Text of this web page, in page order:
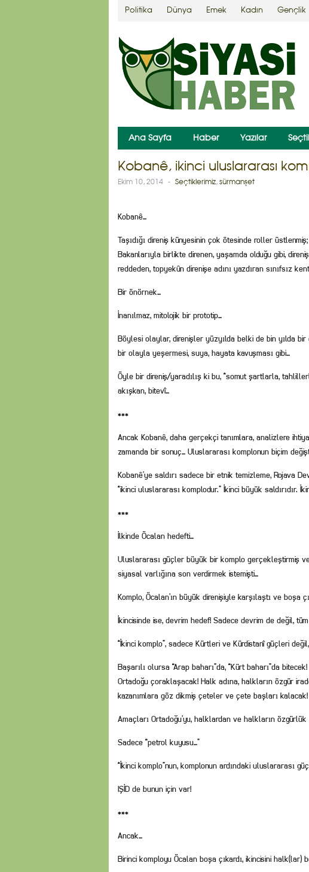
Politika Dünya Emek Kadın Gençlik
Ana Sayfa Haber Yazılar
Kobanê, ikinci uluslararası
Ekim 10, 2014 - Seçtiklerimiz, sürmanşet
Kobanê…
Taşıdığı direniş künyesinin çok ötesinde roller
Bakanlarıyla birlikte direnen, yaşamda olduğu gibi,
reddeden, topyekûn direnişe adını yazdıran sınıfsız
Bir önörnek…
İnanılmaz, mitolojik bir prototip…
Böylesi olaylar, direnişler yüzyılda belki de bin yılda
bir olayla yeşermesi, suya, hayata kavuşması gibi…
Öyle bir direniş/yaradılış ki bu, “somut şartlarla,
akışkan, bitevî…
***
Ancak Kobanê, daha gerçekçi tanımlara, analizlere
zamanda bir sonuç… Uluslararası komplonun biçim
Kobanê’ye saldırı sadece bir etnik temizleme, Rojava
“ikinci uluslararası komplodur.” İkinci büyük saldırıdır.
***
İlkinde Öcalan hedefti…
Uluslararası güçler büyük bir komplo gerçekleştirmiş
siyasal varlığına son verdirmek istemişti…
Komplo, Öcalan’ın büyük direnişiyle karşılaştı ve boşa
İkincisinde ise, devrim hedef! Sadece devrim de değil,
“İkinci komplo”, sadece Kürtleri ve Kürdistanî güçleri
Başarılı olursa “Arap baharı”da, “Kürt baharı”da
Ortadoğu çoraklaşacak! Halk adına, halkların özgür
kazanımlara göz dikmiş çeteler ve çete başları kalacak!
Amaçları Ortadoğu’yu, halklardan ve halkların özgürlük
Sadece “petrol kuyusu…”
“İkinci komplo”nun, komplonun ardındaki uluslararası
IŞİD de bunun için var!
***
Ancak…
Birinci komployu Öcalan boşa çıkardı, ikincisini halk(lar)